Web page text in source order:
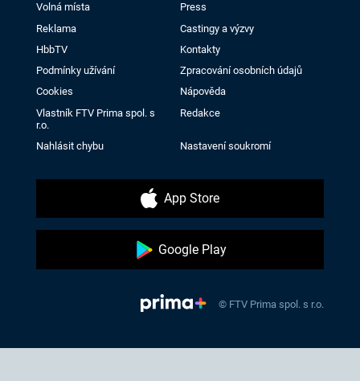
Volná místa
Press
Reklama
Castingy a výzvy
HbbTV
Kontakty
Podmínky užívání
Zpracování osobních údajů
Cookies
Nápověda
Vlastník FTV Prima spol. s
r.o.
Redakce
Nahlásit chybu Nastavení soukromí
App Store
Google Play
© FTV Prima spol. s r.o.